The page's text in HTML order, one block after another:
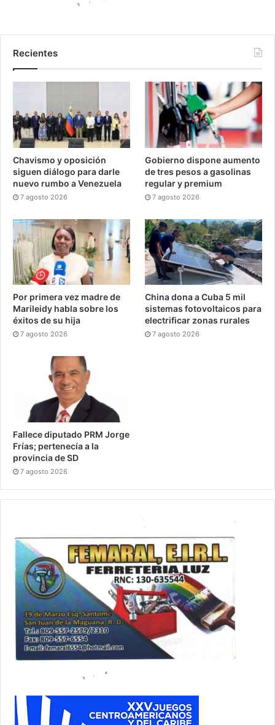
Recientes
Chavismo y oposición
siguen diálogo para darle
nuevo rumbo a Venezuela
7 agosto 2026
Gobierno dispone aumento
de tres pesos a gasolinas
regular y premium
7 agosto 2026
Por primera vez madre de
Marileidy habla sobre los
éxitos de su hija
7 agosto 2026
China dona a Cuba 5 mil
sistemas fotovoltaicos para
electrificar zonas rurales
7 agosto 2026
Fallece diputado PRM Jorge
Frías; pertenecía a la
provincia de SD
7 agosto 2026